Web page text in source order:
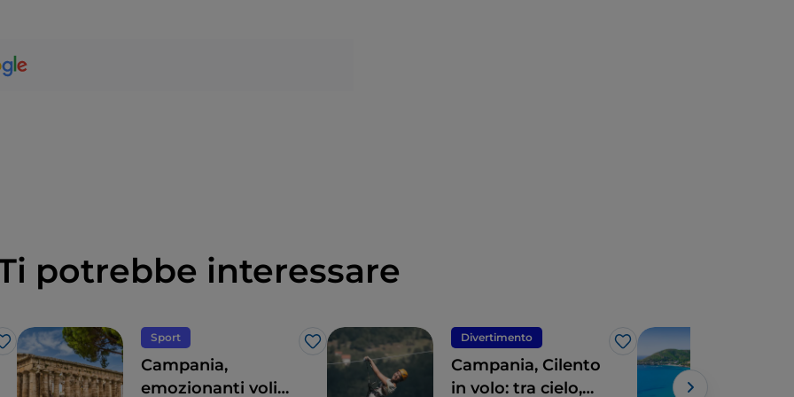
potrebbe interessare
Like
Sport
Like
Campania,
emozionanti voli
Divertimento
Like
Campania, Cilento
in volo: tra cielo,